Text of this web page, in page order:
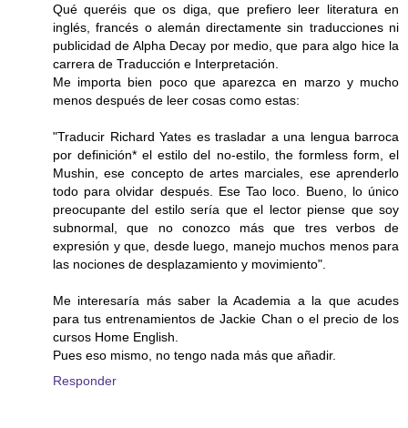
Qué queréis que os diga, que prefiero leer literatura en
inglés, francés o alemán directamente sin traducciones ni
publicidad de Alpha Decay por medio, que para algo hice la
carrera de Traducción e Interpretación.
Me importa bien poco que aparezca en marzo y mucho
menos después de leer cosas como estas:
"Traducir Richard Yates es trasladar a una lengua barroca
por definición* el estilo del no-estilo, the formless form, el
Mushin, ese concepto de artes marciales, ese aprenderlo
todo para olvidar después. Ese Tao loco. Bueno, lo único
preocupante del estilo sería que el lector piense que soy
subnormal, que no conozco más que tres verbos de
expresión y que, desde luego, manejo muchos menos para
las nociones de desplazamiento y movimiento".
Me interesaría más saber la Academia a la que acudes
para tus entrenamientos de Jackie Chan o el precio de los
cursos Home English.
Pues eso mismo, no tengo nada más que añadir.
Responder